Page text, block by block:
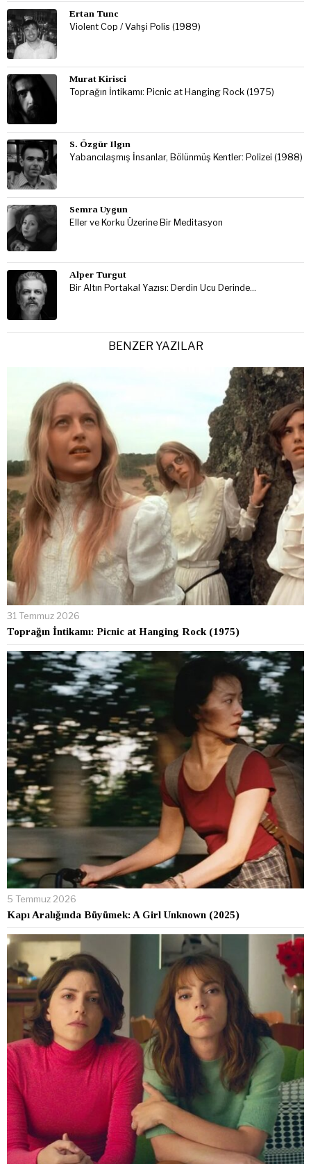
Ertan Tunc
Violent Cop / Vahşi Polis (1989)
Murat Kirisci
Toprağın İntikamı: Picnic at Hanging Rock (1975)
S. Özgür Ilgın
Yabancılaşmış İnsanlar, Bölünmüş Kentler: Polizei (1988)
Semra Uygun
Eller ve Korku Üzerine Bir Meditasyon
Alper Turgut
Bir Altın Portakal Yazısı: Derdin Ucu Derinde…
BENZER YAZILAR
31 Temmuz 2026
Toprağın İntikamı: Picnic at Hanging Rock (1975)
5 Temmuz 2026
Kapı Aralığında Büyümek: A Girl Unknown (2025)